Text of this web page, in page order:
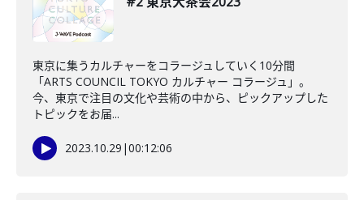
東京に集うカルチャーをコラージュしていく10分間
「ARTS COUNCIL TOKYO カルチャー コラージュ」。
今、東京で注目の文化や芸術の中から、ピックアップした
トピックをお届...
2023.10.29 |00:12:06